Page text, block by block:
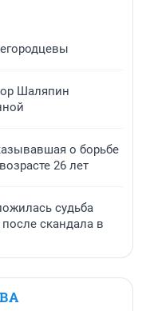
Шаляпин
о борьбе
26 лет
судьба
скандала в